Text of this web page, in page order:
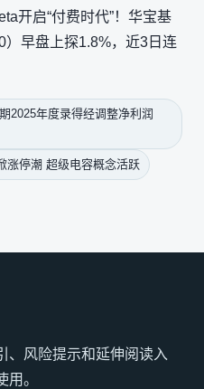
开启“付费时代”！华宝基
早盘上探1.8%，近3日连
2025年度录得经调整净利润
涨停潮 超级电容概念活跃
、风险提示和延伸阅读入
。